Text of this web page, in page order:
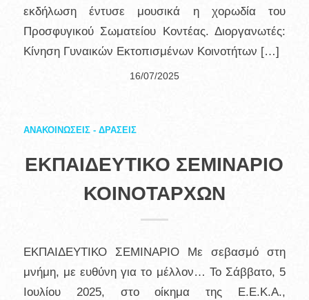
εκδήλωση έντυσε μουσικά η χορωδία του
Προσφυγικού Σωματείου Κοντέας. Διοργανωτές:
Κίνηση Γυναικών Εκτοπισμένων Κοινοτήτων […]
16/07/2025
ΑΝΑΚΟΙΝΩΣΕΙΣ - ΔΡΑΣΕΙΣ
ΕΚΠΑΙΔΕΥΤΙΚΟ ΣΕΜΙΝΑΡΙΟ
ΚΟΙΝΟΤΑΡΧΩΝ
ΕΚΠΑΙΔΕΥΤΙΚΟ ΣΕΜΙΝΑΡΙΟ Με σεβασμό στη
μνήμη, με ευθύνη για το μέλλον… Το Σάββατο, 5
Ιουλίου 2025, στο οίκημα της Ε.Ε.Κ.Α.,